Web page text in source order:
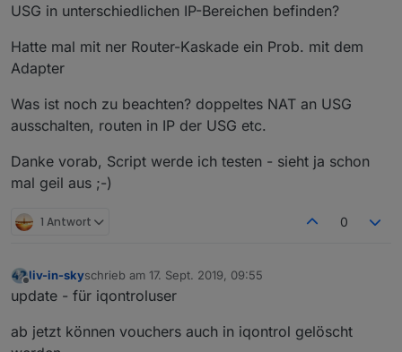
USG in unterschiedlichen IP-Bereichen befinden?
Hatte mal mit ner Router-Kaskade ein Prob. mit dem
Adapter
Was ist noch zu beachten? doppeltes NAT an USG
ausschalten, routen in IP der USG etc.
Danke vorab, Script werde ich testen - sieht ja schon
mal geil aus ;-)
1 Antwort 0
Offline
liv-in-skyschrieb am 17. Sept. 2019, 09:55
zuletzt editiert von
update - für iqontroluser
ab jetzt können vouchers auch in iqontrol gelöscht